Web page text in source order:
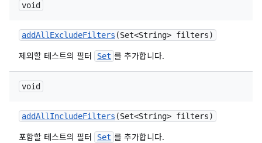
void
addAll ExcludeFilters (Set<String> filters)
제외할 테스트의 필터 Set 를 추가합니다.
void
addAll IncludeFilters (Set<String> filters)
포함할 테스트의 필터 Set 를 추가합니다.